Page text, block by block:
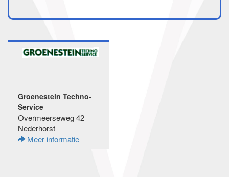
Groenestein Techno-
Service
Overmeerseweg 42
Nederhorst
Meer informatie